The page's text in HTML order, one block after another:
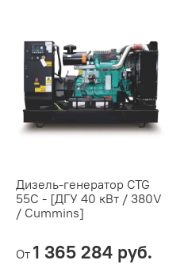
Дизель-генератор CTG
55C - [ДГУ 40 кВт / 380V
/ Cummins]
От 1 365 284 руб.